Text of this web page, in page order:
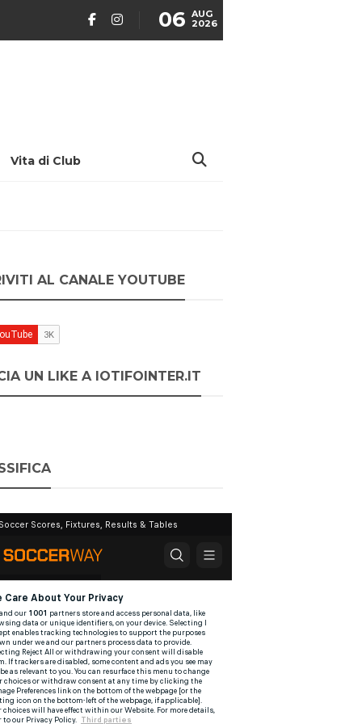
06 AUG
2026
Vita di Club
AL CANALE YOUTUBE
UN LIKE A IOTIFOINTER.IT